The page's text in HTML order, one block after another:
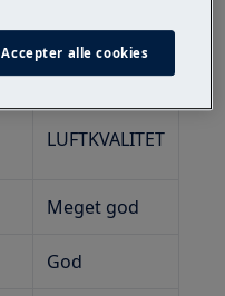
LUFTKVALITET
Meget god
God
Accepter alle cookies